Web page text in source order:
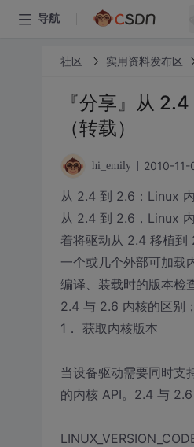
导航
社区 实用资料发布区
『分享』从
（转载）
hi_emily 2010-11-
从 2.4 到 2.6：Linux
从 2.4 到 2.6，Linux
着将驱动从 2.4 移植到
一个或几个外部可加载
编译、装载时的版本检
2.4 与 2.6 内核的区别
1． 获取内核版本
当设备驱动需要同时支
的内核 API。2.4 与